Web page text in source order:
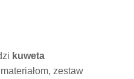
kuweta
zestaw